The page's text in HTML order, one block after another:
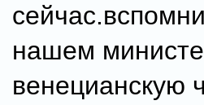
нашем
венецианскую